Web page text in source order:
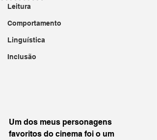
Leitura
Comportamento
Linguística
Inclusão
Um dos meus personagens
favoritos do cinema foi o um